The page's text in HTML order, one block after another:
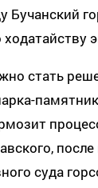
Бучанский
стать
суда